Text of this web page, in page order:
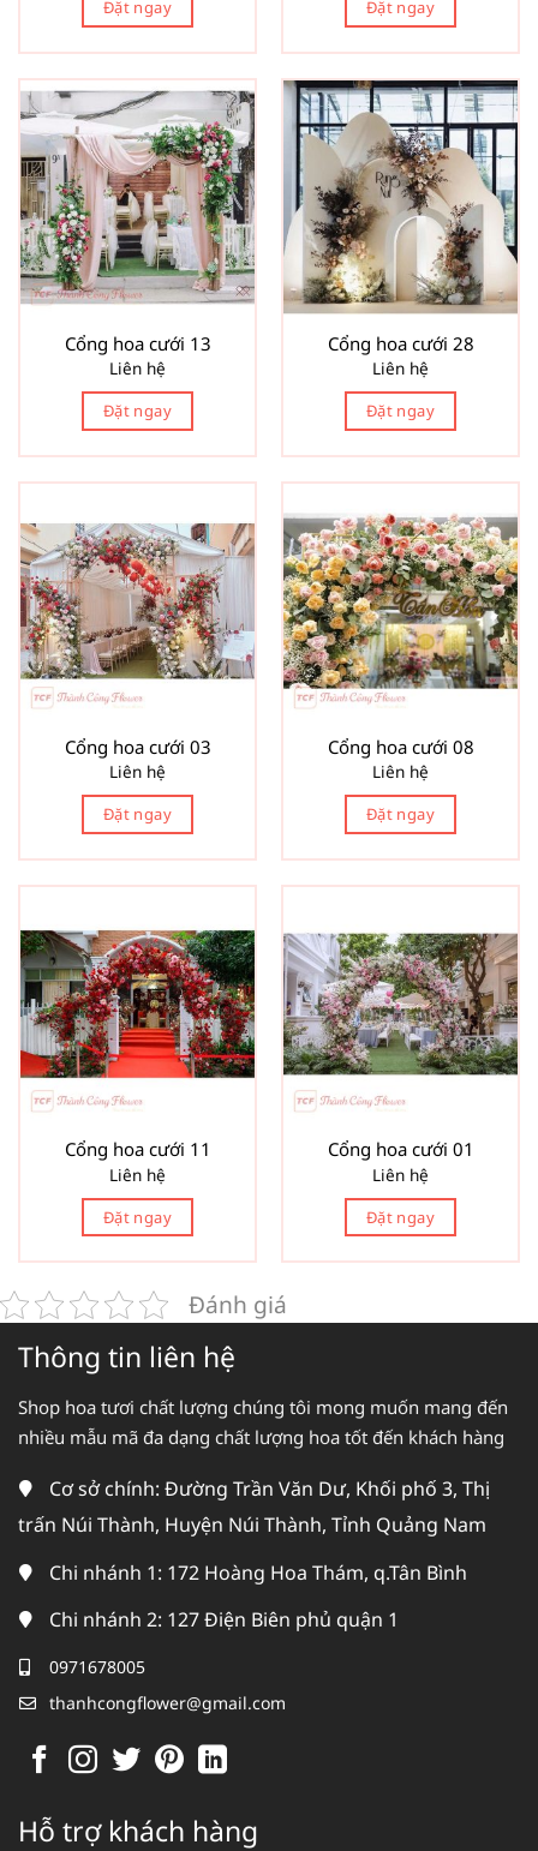
Đặt ngay Đặt ngay
Cổng hoa cưới 13
Liên hệ
Đặt ngay
Cổng hoa cưới 28
Liên hệ
Đặt ngay
Cổng hoa cưới 03
Liên hệ
Đặt ngay
Cổng hoa cưới 08
Liên hệ
Đặt ngay
Cổng hoa cưới 11
Liên hệ
Đặt ngay
Cổng hoa cưới 01
Liên hệ
Đặt ngay
Đánh giá
Thông tin liên hệ
Shop hoa tươi chất lượng chúng tôi mong muốn mang đến
nhiều mẫu mã đa dạng chất lượng hoa tốt đến khách hàng
Cơ sở chính: Đường Trần Văn Dư, Khối phố 3, Thị
trấn Núi Thành, Huyện Núi Thành, Tỉnh Quảng Nam
Chi nhánh 1: 172 Hoàng Hoa Thám, q.Tân Bình
Chi nhánh 2: 127 Điện Biên phủ quận 1
0971678005
thanhcongflower@gmail.com
Hỗ trợ khách hàng